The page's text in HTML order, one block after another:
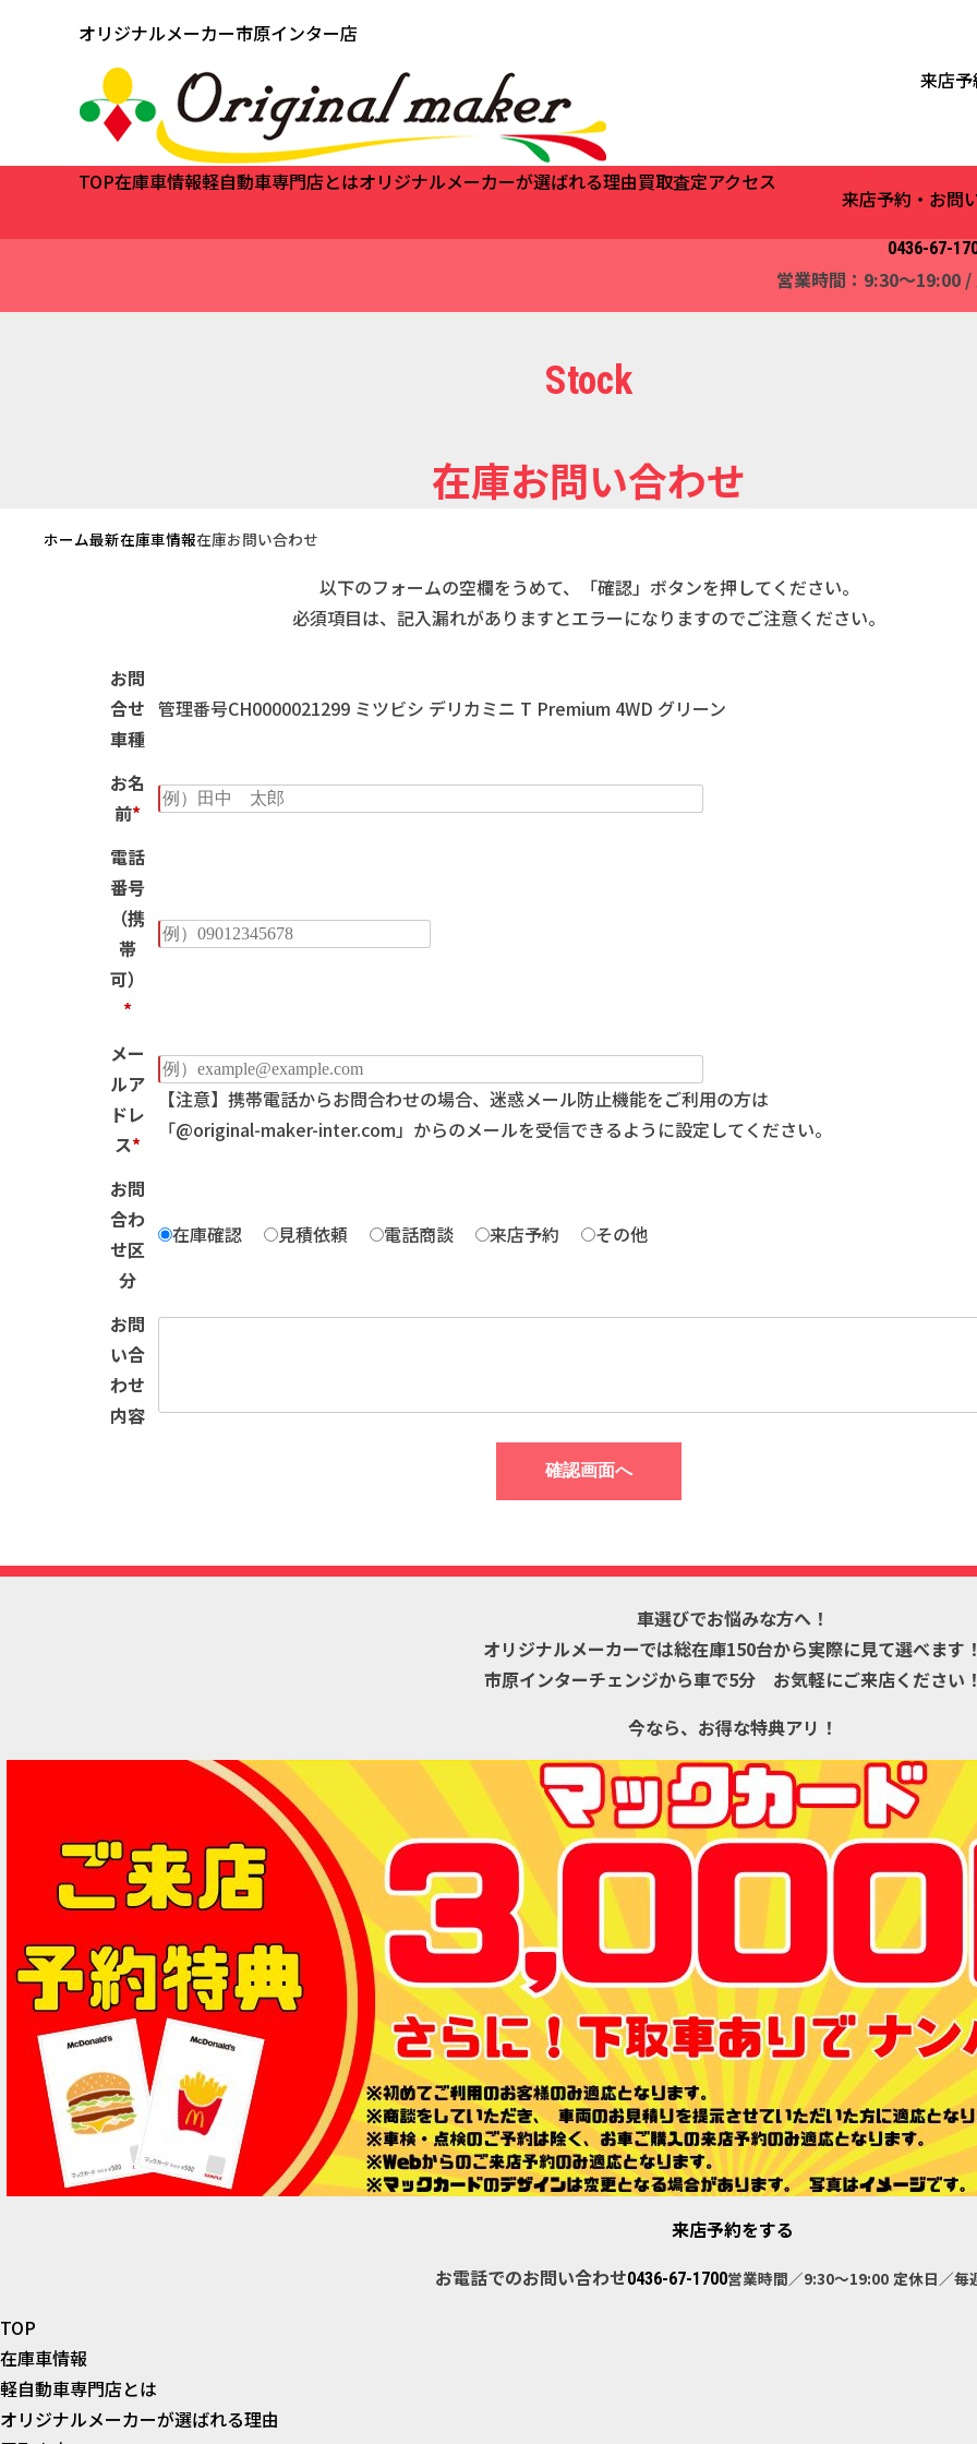
オリジナルメーカー市原インター店
来店
TOP在庫車情報軽自動車専門店とはオリジナルメーカーが選ばれる理由買取査定アクセス
来店予約・お問
0436-67-
営業時間：9:30～19:00
在庫お問い合わせ
Stock
ホーム最新在庫車情報在庫お問い合わせ
以下のフォームの空欄をうめて、「確認」ボタンを押してください。
必須項目は、記入漏れがありますとエラーになりますのでご注意ください。
お問
合せ
車種
管理番号CH0000021299 ミツビシ デリカミニ T Premium 4WD グリーン
お名
前*
電話
番号
（携
帯
可）
*
メー
ルア
ドレ
ス*
【注意】携帯電話からお問合わせの場合、迷惑メール防止機能をご利用の方は
「@original-maker-inter.com」からのメールを受信できるように設定してください。
お問
合わ
せ区
分
在庫確認 見積依頼 電話商談 来店予約 その他
お問
い合
わせ
内容
車選びでお悩みな方へ！
オリジナルメーカーでは総在庫150台から実際に見て選べます
市原インターチェンジから車で5分 お気軽にご来店ください
今なら、お得な特典アリ！
来店予約をする
お電話でのお問い合わせ0436-67-1700営業時間／9:30～19:00 定休日／毎
TOP
在庫車情報
軽自動車専門店とは
オリジナルメーカーが選ばれる理由